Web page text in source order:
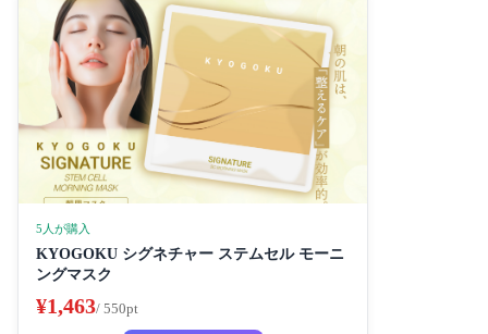
5人が購入
KYOGOKU シグネチャー ステムセル モーニ
ングマスク
¥1,463/ 550pt